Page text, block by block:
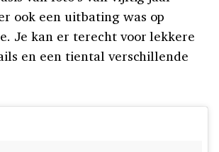
ook een uitbating was op
Je kan er terecht voor lekkere
en een tiental verschillende